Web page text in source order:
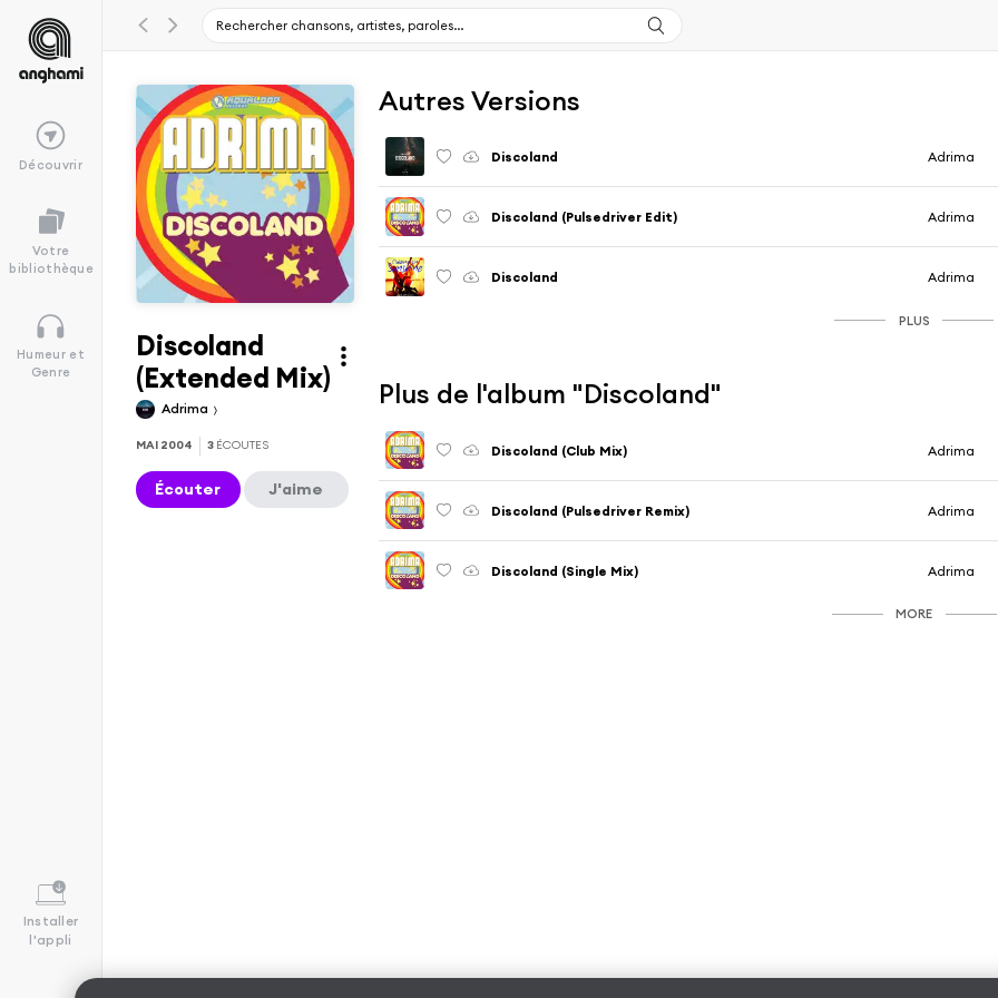
Découvrir
Votre
bibliothèque
Humeur et
Genre
Installer
l'appli
Discoland
(Extended Mix)
Adrima
MAI 2004 3 ÉCOUTES
Écouter J'aime
Autres Versions
Discoland Adrima
Discoland (Pulsedriver Edit) Adrima
Discoland Adrima
PLUS
Plus de l'album "Discoland"
Discoland (Club Mix) Adrima
Discoland (Pulsedriver Remix) Adrima
Discoland (Single Mix) Adrima
MORE